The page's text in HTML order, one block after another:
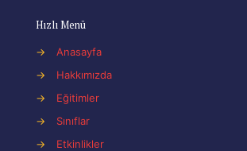
Hızlı Menü
→
Anasayfa
→
Hakkımızda
→
Eğitimler
→
Sınıflar
→
Etkinlikler